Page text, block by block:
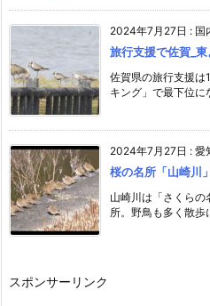
2024年7月27日 : 国
旅行支援で佐賀_
佐賀県の旅行支援は
キング」で最下位に
2024年7月27日 : 愛
桜の名所「山崎川
山崎川は「さくら
所。野鳥も多く散歩
スポンサーリンク